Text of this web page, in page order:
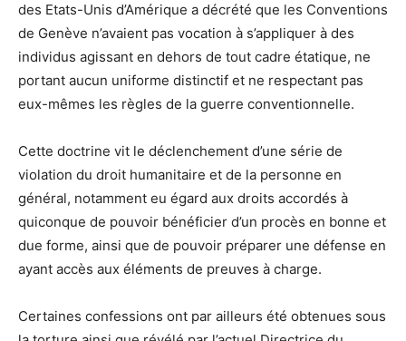
des Etats-Unis d’Amérique a décrété que les Conventions
de Genève n’avaient pas vocation à s’appliquer à des
individus agissant en dehors de tout cadre étatique, ne
portant aucun uniforme distinctif et ne respectant pas
eux-mêmes les règles de la guerre conventionnelle.
Cette doctrine vit le déclenchement d’une série de
violation du droit humanitaire et de la personne en
général, notamment eu égard aux droits accordés à
quiconque de pouvoir bénéficier d’un procès en bonne et
due forme, ainsi que de pouvoir préparer une défense en
ayant accès aux éléments de preuves à charge.
Certaines confessions ont par ailleurs été obtenues sous